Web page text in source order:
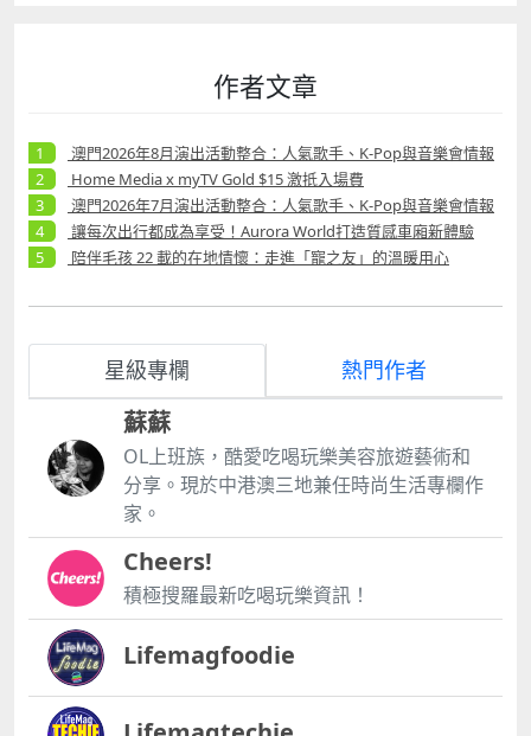
作者文章
澳門2026年8月演出活動整合：人氣歌手、K-Pop與音樂會情報
Home Media x myTV Gold $15 激抵入場費
澳門2026年7月演出活動整合：人氣歌手、K-Pop與音樂會情報
讓每次出行都成為享受！Aurora World打造質感車廂新體驗
陪伴毛孩 22 載的在地情懷：走進「寵之友」的溫暖用心
星級專欄 熱門作者
蘇蘇
OL上班族，酷愛吃喝玩樂美容旅遊藝術和
分享。現於中港澳三地兼任時尚生活專欄作
家。
Cheers!
積極搜羅最新吃喝玩樂資訊！
Lifemagfoodie